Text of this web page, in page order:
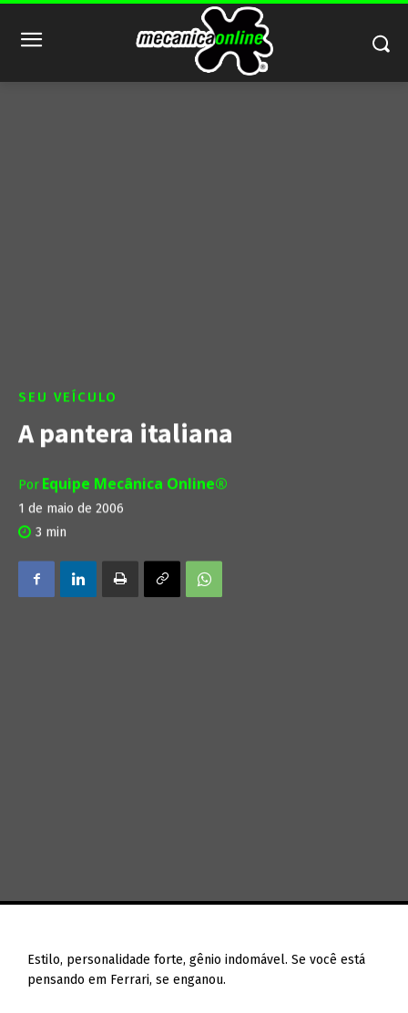
SEU VEÍCULO
A pantera italiana
Por Equipe Mecânica Online®
1 de maio de 2006
3 min
Estilo, personalidade forte, gênio indomável. Se você está
pensando em Ferrari, se enganou.